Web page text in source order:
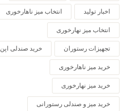
اخبار تولید انتخاب میز ناهارخوری
انتخاب میز نهارخوری
تجهیزات رستوران خرید صندلی اپن
خرید میز ناهارخوری
خرید میز نهارخوری
خرید میز و صندلی رستورانی